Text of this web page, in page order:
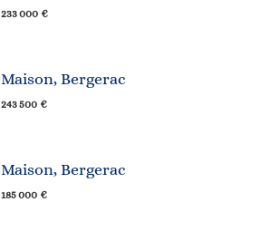
233 000 €
Maison, Bergerac
243 500 €
Maison, Bergerac
185 000 €